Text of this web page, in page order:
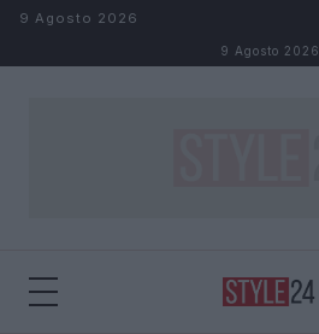
Salta al contenuto
9 Agosto 2026
9 Agosto 2026